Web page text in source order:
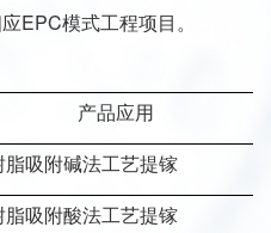
EPC模式工程项目。
产品应用
脂吸附碱法工艺提镓
脂吸附酸法工艺提镓